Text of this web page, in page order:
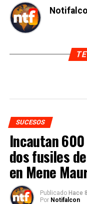
SUCESOS
Incautan
dos fusiles
en Mene
Publicado Hace
Por Notifalcon